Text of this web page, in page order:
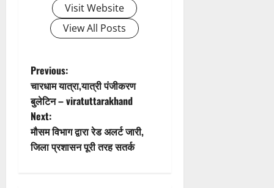
t
i
o
n
Visit Website
View All Posts
P
o
s
t
Previous:
चारधाम यात्रा,यात्री पंजीकरण
बुलेटिन – viratuttarakhand
Next:
मौसम विभाग द्वारा रेड अलर्ट जारी,
जिला प्रशासन पूरी तरह सतर्क